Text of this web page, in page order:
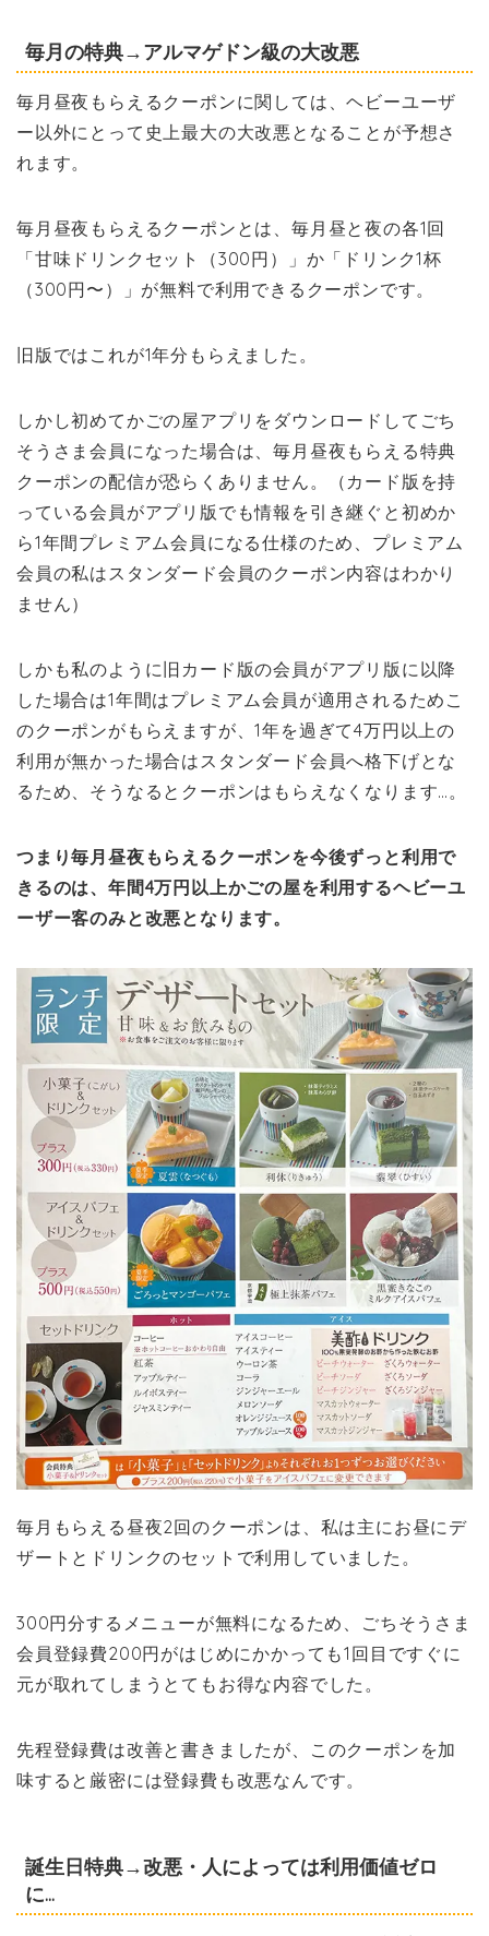
毎月の特典→アルマゲドン級の大改悪
毎月昼夜もらえるクーポンに関しては、ヘビーユーザ
ー以外にとって史上最大の大改悪となることが予想さ
れます。
毎月昼夜もらえるクーポンとは、毎月昼と夜の各1回
「甘味ドリンクセット（300円）」か「ドリンク1杯
（300円〜）」が無料で利用できるクーポンです。
旧版ではこれが1年分もらえました。
しかし初めてかごの屋アプリをダウンロードしてごち
そうさま会員になった場合は、毎月昼夜もらえる特典
クーポンの配信が恐らくありません。（カード版を持
っている会員がアプリ版でも情報を引き継ぐと初めか
ら1年間プレミアム会員になる仕様のため、プレミアム
会員の私はスタンダード会員のクーポン内容はわかり
ません）
しかも私のように旧カード版の会員がアプリ版に以降
した場合は1年間はプレミアム会員が適用されるためこ
のクーポンがもらえますが、1年を過ぎて4万円以上の
利用が無かった場合はスタンダード会員へ格下げとな
るため、そうなるとクーポンはもらえなくなります…。
つまり毎月昼夜もらえるクーポンを今後ずっと利用で
きるのは、年間4万円以上かごの屋を利用するヘビーユ
ーザー客のみと改悪となります。
毎月もらえる昼夜2回のクーポンは、私は主にお昼にデ
ザートとドリンクのセットで利用していました。
300円分するメニューが無料になるため、ごちそうさま
会員登録費200円がはじめにかかっても1回目ですぐに
元が取れてしまうとてもお得な内容でした。
先程登録費は改善と書きましたが、このクーポンを加
味すると厳密には登録費も改悪なんです。
誕生日特典→改悪・人によっては利用価値ゼロ
に…